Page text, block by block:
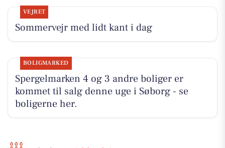
VEJRET
Sommervejr med lidt kant i dag
BOLIGMARKED
Spergelmarken 4 og 3 andre boliger er
kommet til salg denne uge i Søborg - se
boligerne her.